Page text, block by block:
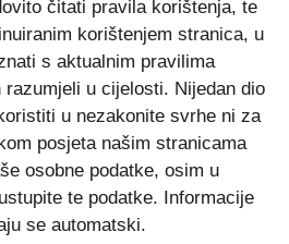
čitati pravila korištenja, te
korištenjem stranica, u
s aktualnim pravilima
u cijelosti. Nijedan dio
u nezakonite svrhe ni za
posjeta našim stranicama
osobne podatke, osim u
te podatke. Informacije
se automatski.